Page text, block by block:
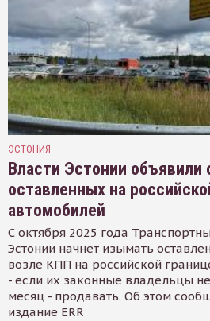
ЭСТОНИЯ
Власти Эстонии объявили
оставленных на
автомобилей
С октября 2025 года
Эстонии начнет изымать
возле КПП на российской
- если их законные владельцы
месяц - продавать. Об этом
издание ERR